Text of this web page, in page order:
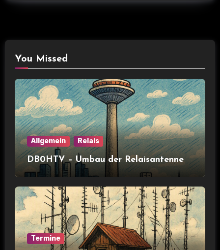
You Missed
Allgemein Relais
DB0HTV – Umbau der Relaisantenne
Termine